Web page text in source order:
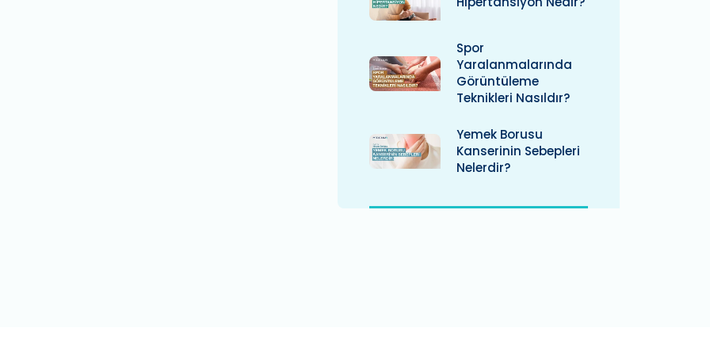
Spor
Yaralanmalarında
Görüntüleme
Teknikleri Nasıldır?
Yemek Borusu
Kanserinin Sebepleri
Nelerdir?